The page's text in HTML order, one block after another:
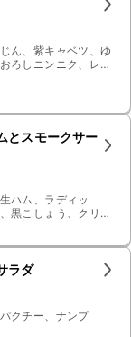
ん、紫キャベツ、ゆ
ろしニンニク、レモ
とスモークサー
ハム、ラディッ
黒こしょう、クリー
ラダ
クチー、ナンプ